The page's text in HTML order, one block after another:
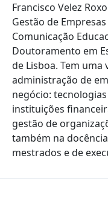
Francisco Velez
Gestão de
Comunicação
Doutoramento em
de Lisboa. Tem uma
administração de
negócio:
instituições
gestão de
também na
mestrados e de